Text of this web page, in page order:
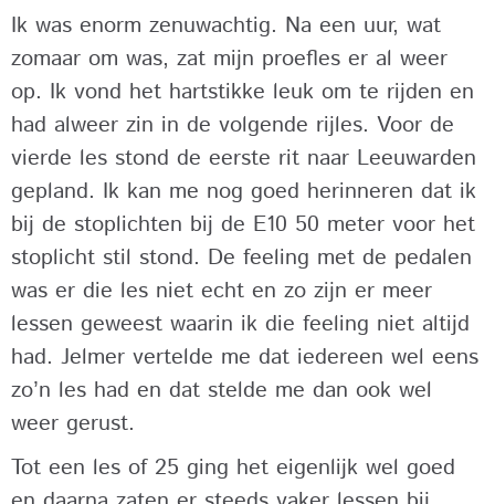
Ik was enorm zenuwachtig. Na een uur, wat
zomaar om was, zat mijn proefles er al weer
op. Ik vond het hartstikke leuk om te rijden en
had alweer zin in de volgende rijles. Voor de
vierde les stond de eerste rit naar Leeuwarden
gepland. Ik kan me nog goed herinneren dat ik
bij de stoplichten bij de E10 50 meter voor het
stoplicht stil stond. De feeling met de pedalen
was er die les niet echt en zo zijn er meer
lessen geweest waarin ik die feeling niet altijd
had. Jelmer vertelde me dat iedereen wel eens
zo’n les had en dat stelde me dan ook wel
weer gerust.
Tot een les of 25 ging het eigenlijk wel goed